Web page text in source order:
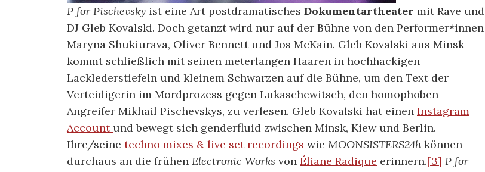
P for Pischevsky ist eine Art postdramatisches Dokumentartheater mit Rave und
DJ Gleb Kovalski. Doch getanzt wird nur auf der Bühne von den Performer*innen
Maryna Shukiurava, Oliver Bennett und Jos McKain. Gleb Kovalski aus Minsk
kommt schließlich mit seinen meterlangen Haaren in hochhackigen
Lacklederstiefeln und kleinem Schwarzen auf die Bühne, um den Text der
Verteidigerin im Mordprozess gegen Lukaschewitsch, den homophoben
Angreifer Mikhail Pischevskys, zu verlesen. Gleb Kovalski hat einen Instagram
Accountund bewegt sich genderfluid zwischen Minsk, Kiew und Berlin.
Ihre/seine techno mixes & live set recordings wie MOONSISTERS24h können
durchaus an die frühen Electronic Works von Éliane Radique erinnern.[3] P for